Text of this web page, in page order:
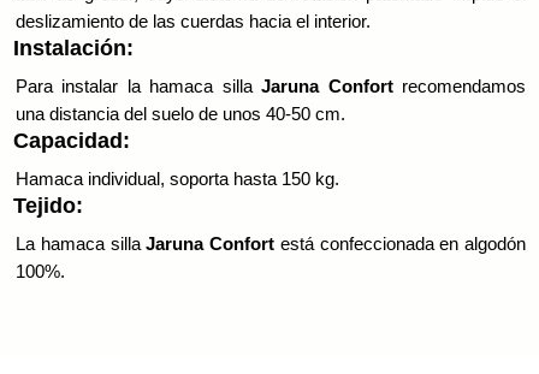
deslizamiento de las cuerdas hacia el interior.
Instalación:
Para instalar la hamaca silla Jaruna Confort recomendamos
una distancia del suelo de unos 40-50 cm.
Capacidad:
Hamaca individual, soporta hasta 150 kg.
Tejido:
La hamaca sillaJaruna Confort está confeccionada en algodón
100%.